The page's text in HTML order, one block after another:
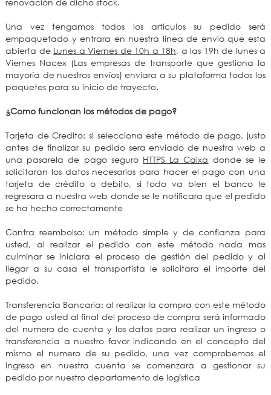
Una vez tengamos todos los artículos su pedido será
empaquetado y entrara en nuestra linea de envío que esta
abierta de Lunes a Viernes de 10h a 18h, a las 19h de lunes a
Viernes Nacex (Las empresas de transporte que gestiona la
mayoría de nuestros envíos) enviara a su plataforma todos los
paquetes para su inicio de trayecto.
¿Como funcionan los métodos de pago?
Tarjeta de Credito: si selecciona este método de pago, justo
antes de finalizar su pedido sera enviado de nuestra web a
una pasarela de pago seguro HTTPS La Caixa donde se le
solicitaran los datos necesarios para hacer el pago con una
tarjeta de crédito o debito, si todo va bien el banco le
regresara a nuestra web donde se le notificara que el pedido
se ha hecho correctamente
Contra reembolso: un método simple y de confianza para
usted, al realizar el pedido con este método nada mas
culminar se iniciara el proceso de gestión del pedido y al
llegar a su casa el transportista le solicitara el importe del
pedido.
Transferencia Bancaria: al realizar la compra con este método
de pago usted al final del proceso de compra será informado
del numero de cuenta y los datos para realizar un ingreso o
transferencia a nuestro favor indicando en el concepto del
mismo el numero de su pedido, una vez comprobemos el
ingreso en nuestra cuenta se comenzara a gestionar su
pedido por nuestro departamento de logística